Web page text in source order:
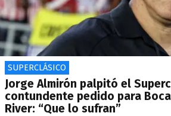
SUPERCLÁSICO
Jorge Almirón palpitó el
contundente pedido para
River: “Que lo sufran”